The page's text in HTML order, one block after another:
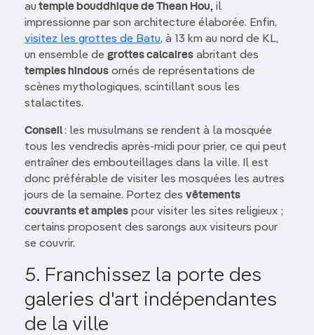
au temple bouddhique de Thean Hou, il
impressionne par son architecture élaborée. Enfin,
visitez les grottes de Batu, à 13 km au nord de KL,
un ensemble de grottes calcaires abritant des
temples hindous ornés de représentations de
scènes mythologiques, scintillant sous les
stalactites.
Conseil: les musulmans se rendent à la mosquée
tous les vendredis après-midi pour prier, ce qui peut
entraîner des embouteillages dans la ville. Il est
donc préférable de visiter les mosquées les autres
jours de la semaine. Portez des vêtements
couvrants et amples pour visiter les sites religieux ;
certains proposent des sarongs aux visiteurs pour
se couvrir.
5. Franchissez la porte des
galeries d'art indépendantes
de la ville